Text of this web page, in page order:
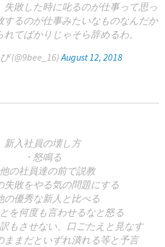
失敗した時に叱るのが仕事って思っ
するのが仕事みたいなものなんだか
れてばかりじゃそら辞めるわ。
(@9bee_16)August 12, 2018
新入社員の壊し方
・怒鳴る
他の社員達の前で説教
失敗をやる気の問題にする
の優秀な新人と比べる
とを何度も言わせるなと怒る
もさせない、口ごたえと見なす
ままだといずれ潰れる等と予言